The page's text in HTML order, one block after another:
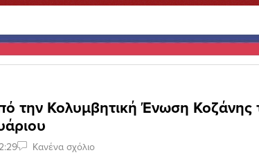
την Κολυμβητική Ένωση Κοζάνης
Κανένα σχόλιο